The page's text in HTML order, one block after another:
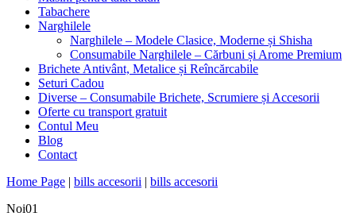
Tabachere
Narghilele
Narghilele – Modele Clasice, Moderne și Shisha
Consumabile Narghilele – Cărbuni și Arome Premium
Brichete Antivânt, Metalice și Reîncărcabile
Seturi Cadou
Diverse – Consumabile Brichete, Scrumiere și Accesorii
Oferte cu transport gratuit
Contul Meu
Blog
Contact
Home Page | bills accesorii | bills accesorii
Noi01